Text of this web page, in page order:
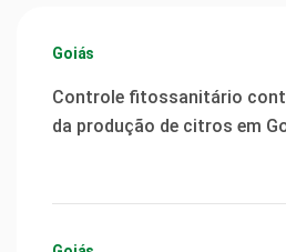
Goiás
Controle fitossanitário
da produção de citros em